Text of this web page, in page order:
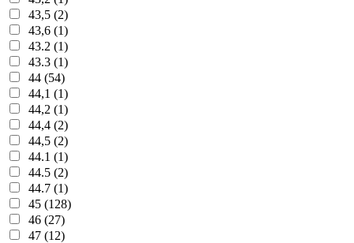
43,5 (2)
43,6 (1)
43.2 (1)
43.3 (1)
44 (54)
44,1 (1)
44,2 (1)
44,4 (2)
44,5 (2)
44.1 (1)
44.5 (2)
44.7 (1)
45 (128)
46 (27)
47 (12)